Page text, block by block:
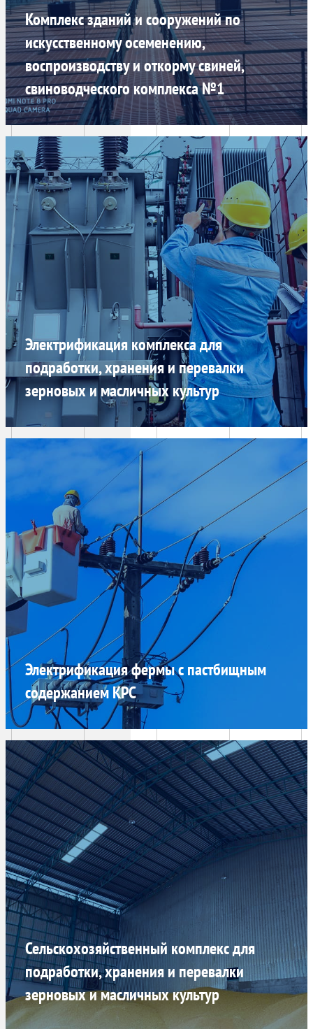
Комплекс зданий и сооружений по
искусственному осеменению,
воспроизводству и откорму свиней,
свиноводческого комплекса №1
Электрификация комплекса для
подработки, хранения и перевалки
зерновых и масличных культур
Электрификация фермы с пастбищным
содержанием КРС
Сельскохозяйственный комплекс для
подработки, хранения и перевалки
зерновых и масличных культур